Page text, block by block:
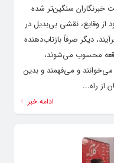
خبرنگاران سنگین‌تر شده
از وقایع، نقشی بی‌بدیل در
دیگر صرفاً بازتاب‌دهنده
محسوب می‌شوند،
می‌خوانند و می‌فهمند و بدین
از راه...
ادامه خبر